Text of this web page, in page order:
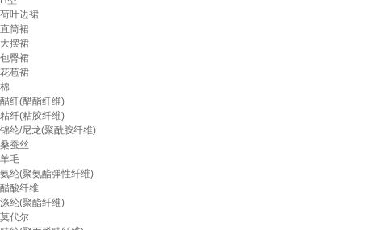
荷叶边裙
直筒裙
大摆裙
包臀裙
花苞裙
棉
醋纤(醋酯纤维)
粘纤(粘胶纤维)
锦纶/尼龙(聚酰胺纤维)
桑蚕丝
羊毛
氨纶(聚氨酯弹性纤维)
醋酸纤维
涤纶(聚酯纤维)
莫代尔